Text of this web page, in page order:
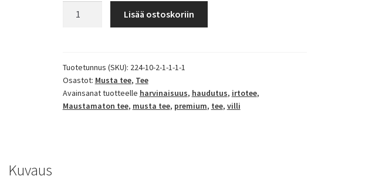
Lisää ostoskoriin
Tuotetunnus (SKU): 224-10-2-1-1-1-1
Osastot: Musta tee, Tee
Avainsanat tuotteelle harvinaisuus, haudutus, irtotee,
Maustamaton tee, musta tee, premium, tee, villi
Kuvaus